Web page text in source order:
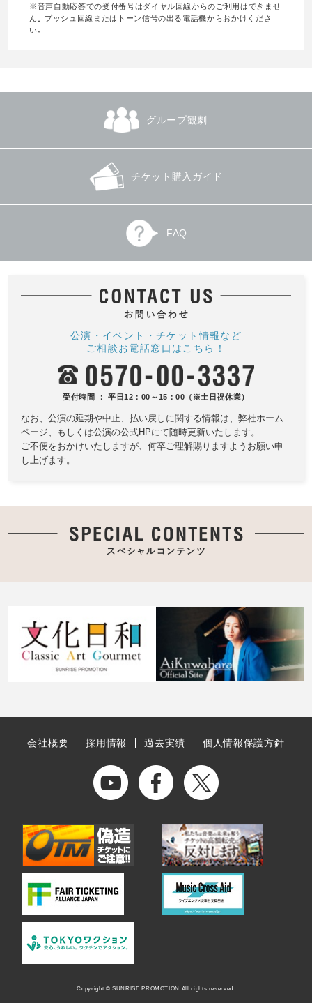
※音声自動応答での受付番号はダイヤル回線からのご利用はできませ
ん｡ プッシュ回線またはトーン信号の出る電話機からおかけくださ
い｡
グループ観劇
チケット購入ガイド
FAQ
公演・イベント・チケット情報など
ご相談お電話窓口はこちら！
受付時間 ： 平日12：00～15：00（※土日祝休業）
なお、公演の延期や中止、払い戻しに関する情報は、 弊社ホーム
ページ、もしくは公演の公式HPにて随時更新いたします。
ご不便をおかけいたしますが、何卒ご理解賜りますようお願い申
し上げます。
会社概要 採用情報 過去実績 個人情報保護方針
Copyright © SUNRISE PROMOTION All rights reserved.